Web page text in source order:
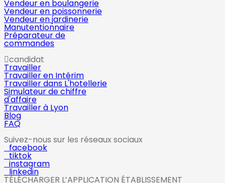
Vendeur en boulangerie
Vendeur en poissonnerie
Vendeur en jardinerie
Manutentionnaire
Préparateur de
commandes
candidat
Travailler
Travailler en Intérim
Travailler dans L'hotellerie
Simulateur de chiffre
d'affaire
Travailler à Lyon
Blog
FAQ
Suivez-nous sur les réseaux sociaux
facebook
tiktok
instagram
linkedin
TÉLÉCHARGER L’APPLICATION ÉTABLISSEMENT